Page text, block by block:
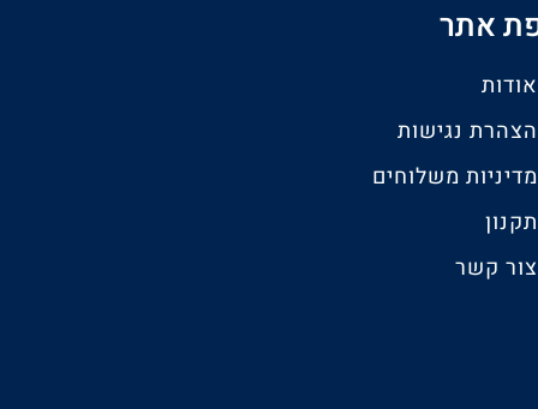
אתר
אודות
הצהרת נגישות
מדיניות משלוחים
תקנון
צור קשר